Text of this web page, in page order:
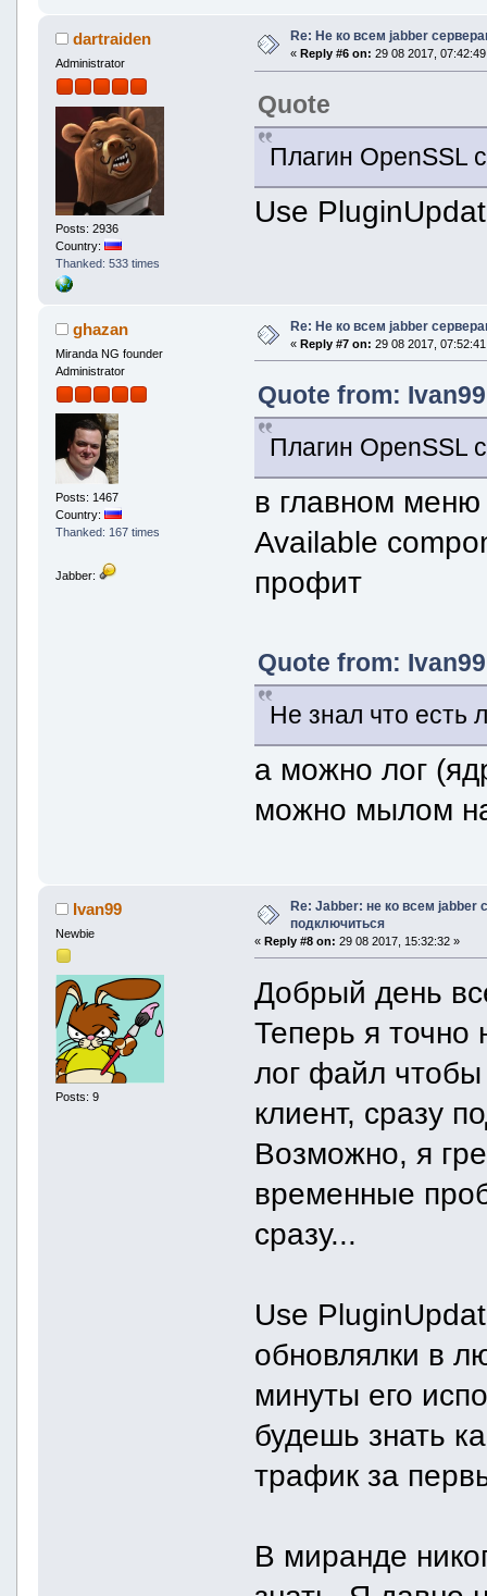
dartraiden
Administrator
Posts: 2936
Country:
Thanked: 533 times
Re: Не ко всем jabber
« Reply #6 on: 29 08 2017,
Quote
Плагин OpenSSL
Use
ghazan
Miranda NG founder
Administrator
Posts: 1467
Country:
Thanked: 167 times
Jabber:
Re: Не ко всем jabber
« Reply #7 on: 29 08 2017,
Quote from:
Плагин OpenSSL
в главном
Available
профит
Quote from:
Не знал что есть
а можно лог
можно мылом
Ivan99
Newbie
Posts: 9
Re: Jabber: не ко всем jabber
подключиться
«Reply #8 on: 29 08 2017, 15:32:32 »
Добрый день
Теперь я точно
лог файл чтобы
клиент, сразу
Возможно, я
временные
сразу...
Use
обновлялки в
минуты его
будешь знать
трафик за
В миранде